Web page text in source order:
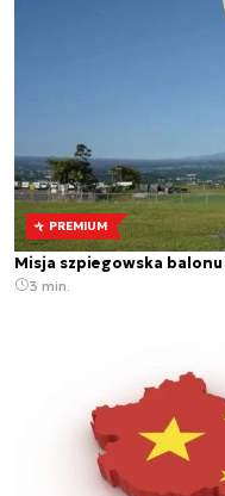
PREMIUM
Misja szpiegowska
3 min.